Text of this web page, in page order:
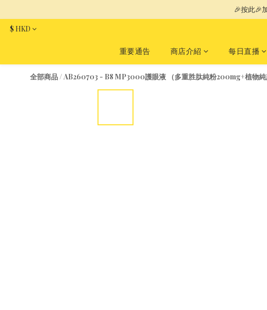
🎉按此🎉
$ HKD
重要通告 商店介紹 每日直播
全部商品/AB260703 - B8 MP3000護眼液 （多重胜肽純粉200mg+植物